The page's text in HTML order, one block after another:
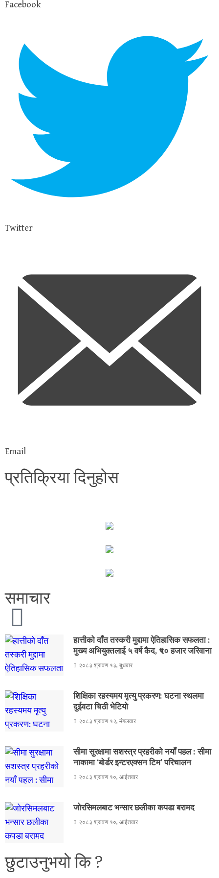
Facebook
Twitter
Email
प्रतिक्रिया दिनुहोस
समाचार
हात्तीको दाँत तस्करी मुद्दामा ऐतिहासिक सफलता :
मुख्य अभियुक्तलाई ५ वर्ष कैद, ₹५० हजार जरिवाना
२०८३ श्रावण १३, बुधबार
शिक्षिका रहस्यमय मृत्यु प्रकरण: घटना स्थलमा
दुईवटा चिठी भेटियो
२०८३ श्रावण १२, मंगलवार
सीमा सुरक्षामा सशस्त्र प्रहरीको नयाँ पहल : सीमा
नाकामा ‘बोर्डर इन्टरएक्सन टिम’ परिचालन
२०८३ श्रावण १०, आईतवार
जोरसिमलबाट भन्सार छलीका कपडा बरामद
२०८३ श्रावण १०, आईतवार
छुटाउनुभयो कि ?